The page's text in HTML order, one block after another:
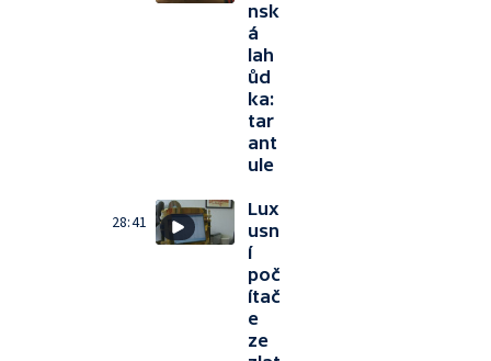
nsk
á
lah
ůd
ka:
tar
ant
ule
28:41
Lux
usn
í
poč
ítač
e
ze